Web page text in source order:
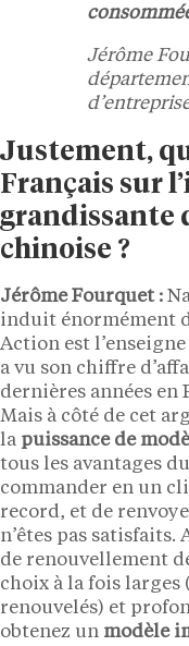
Jérôme
Justement,
Français sur
grandissante
chinoise ?
Jérôme Fourquet :
induit énormément
Action est
a vu son chiffre
dernières années en
Mais à côté de cet
la puissance de
tous les avantages
commander en un
record, et de
n’êtes pas
de renouvellement
choix à la fois larges
renouvelés) et
obtenez un modèle